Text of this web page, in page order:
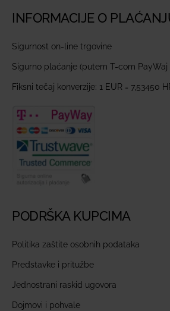
INFORMACIJE O
Sigurnost on-line trgovine
Sigurno plaćanje (putem T-com PayWaj
Fiksni tečaj konverzije: 1 EUR = 7,53450
PODRŠKA KUPCIMA
Politika zaštite osobnih podataka
Predstavke i pritužbe
Jednostrani raskid ugovora
Dojmovi i pohvale